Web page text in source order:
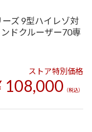
ズ 9型ハイレゾ対
ドクルーザー70専
ストア特別価格
108,000 （税込）